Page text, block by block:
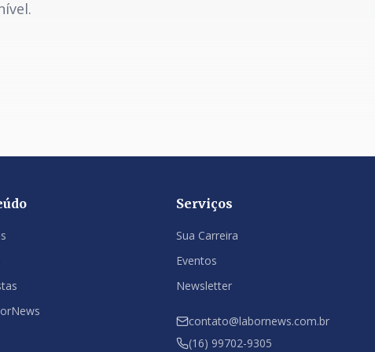
Serviços
Sua Carreira
Eventos
Newsletter
contato@labornews.com.br
(16) 99702-9305